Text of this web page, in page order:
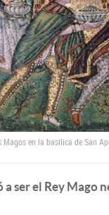
en la basílica de San
a ser el Rey Mago